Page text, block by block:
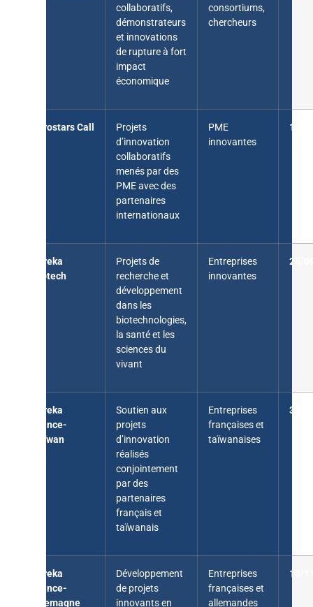
collaboratifs,
démonstrateurs
et innovations
de rupture à fort
impact
économique
consortiums,
chercheurs
Eurostars Call
Projets
d’innovation
collaboratifs
menés par des
PME avec des
partenaires
internationaux
PME
innovantes
10/
Eureka
Biotech
Projets de
recherche et
développement
dans les
biotechnologies,
la santé et les
sciences du
vivant
Entreprises
innovantes
25/
Eureka
France-
Taïwan
Soutien aux
projets
d’innovation
réalisés
conjointement
par des
partenaires
français et
taïwanais
Entreprises
françaises et
taïwanaises
30/
Eureka
France-
Allemagne
Développement
de projets
innovants en
Entreprises
françaises et
allemandes
18/